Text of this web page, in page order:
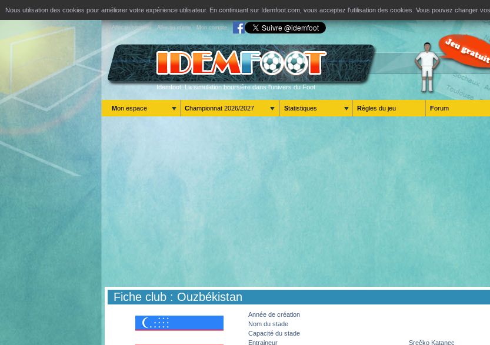
Nous utilisation des cookies pour améliorer votre expérience utilisateur. En continuant sur Idemfoot.com, vous acceptez l'utilisation des cookies. Vous pouvez changer
Aller au contenu Aller au menu Mon compte
Idemfoot. La simulation boursière dans l'univers du Foot
Mon espace Championnat 2026/2027 Statistiques Règles du jeu Forum
Fiche club : Ouzbékistan
Année de création
Nom du stade
Capacité du stade
Entraineur
Srečko Katanec